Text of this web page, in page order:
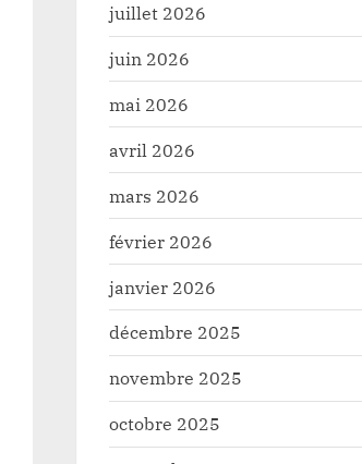
juillet 2026
juin 2026
mai 2026
avril 2026
mars 2026
février 2026
janvier 2026
décembre 2025
novembre 2025
octobre 2025